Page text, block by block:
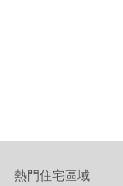
熱門住宅區域